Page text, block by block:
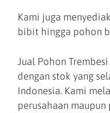
Kami juga
bibit hingga pohon
Jual Pohon
dengan stok yang
Indonesia. Kami
perusahaan maupun